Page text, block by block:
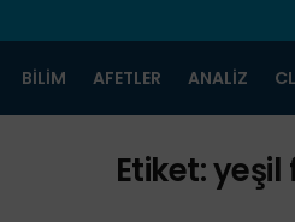
BILIM AFETLER ANALIZ
Etiket:yeşil